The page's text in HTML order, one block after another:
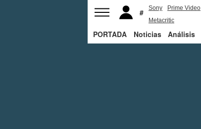
Sony Prime Video
Metacritic
PORTADA Noticias Análisis